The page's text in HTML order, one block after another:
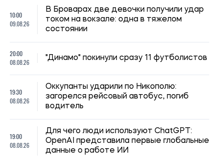
08.08.26
Эксперты рассказали, как часто нужно
обновлять зубную щетку
18:00
08.08.26
избежать штрафов
17:30
08.08.26
Как защитить питомца от жары: первые
признаки перегрева, которые нельзя
игнорировать
17:00
08.08.26
Почему чашка кофе может подорожать:
производители предупреждают о новых
проблемах с урожаем